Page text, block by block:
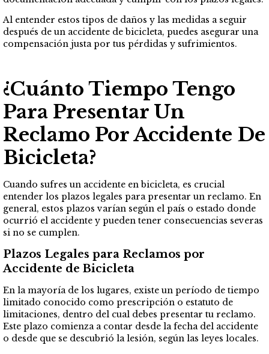
Al entender estos tipos de daños y las medidas a seguir
después de un accidente de bicicleta, puedes asegurar una
compensación justa por tus pérdidas y sufrimientos.
¿Cuánto Tiempo Tengo
Para Presentar Un
Reclamo Por Accidente De
Bicicleta?
Cuando sufres un accidente en bicicleta, es crucial
entender los plazos legales para presentar un reclamo. En
general, estos plazos varían según el país o estado donde
ocurrió el accidente y pueden tener consecuencias severas
si no se cumplen.
Plazos Legales para Reclamos por
Accidente de Bicicleta
En la mayoría de los lugares, existe un período de tiempo
limitado conocido como prescripción o estatuto de
limitaciones, dentro del cual debes presentar tu reclamo.
Este plazo comienza a contar desde la fecha del accidente
o desde que se descubrió la lesión, según las leyes locales.